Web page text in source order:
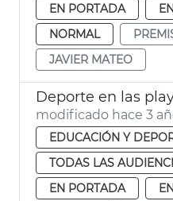
EN PORTADA
NORMAL
JAVIER MATEO
Deporte en las
modificado hace 3
EDUCACIÓN Y
TODAS LAS
EN PORTADA